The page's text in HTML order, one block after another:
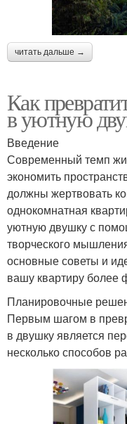
читать дальше →
Как
в уютную
Введение
Современный темп
экономить
должны жертвовать
однокомнатная
уютную двушку с
творческого
основные советы и
вашу квартиру более
Планировочные
Первым шагом в
в двушку является
несколько способов